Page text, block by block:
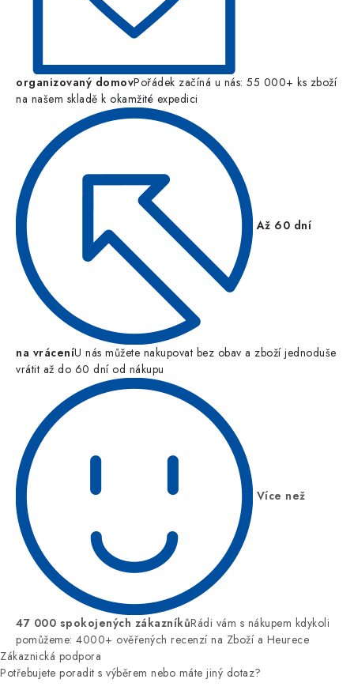
organizovaný domovPořádek začíná u nás: 55 000+ ks zboží
na našem skladě k okamžité expedici
Až 60 dní
na vráceníU nás můžete nakupovat bez obav a zboží jednoduše
vrátit až do 60 dní od nákupu
Více než
47 000 spokojených zákazníkůRádi vám s nákupem kdykoli
pomůžeme: 4000+ ověřených recenzí na Zboží a Heurece
Zákaznická podpora
Potřebujete poradit s výběrem nebo máte jiný dotaz?